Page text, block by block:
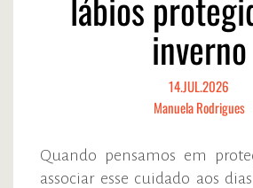
inverno
14.JUL.2026
Manuela Rodrigues
Quando pensamos em
associar esse cuidado aos